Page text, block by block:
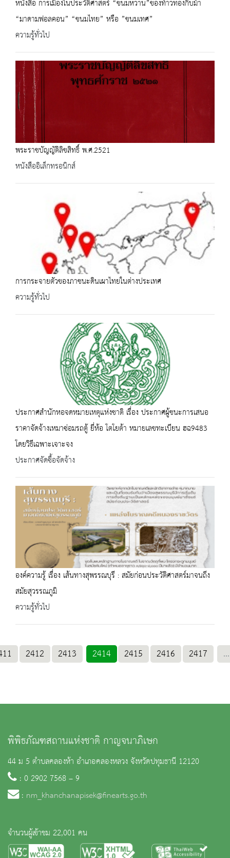
หนังสือ การเมืองในประวัติศาสตร์ “ขนมหวาน”ของท้าวทองกีบม้า
“มาดามฟอลคอน” “ขนมไทย” หรือ ”ขนมเทศ”
ความรู้ทั่วไป
พระราชบัญญัติลิขสิทธิ์ พ.ศ.2521
หนังสืออิเล็กทรอนิกส์
การกระจายตัวของภาชนะดินเผาไทยในต่างประเทศ
ความรู้ทั่วไป
ประกาศสำนักหอจดหมายเหตุแห่งชาติ เรื่อง ประกาศผู้ชนะการเสนอ
ราคาจัดจ้างเหมาซ่อมรถตู้ ยี่ห้อ โตโยต้า หมายเลขทะเบียน ฮฉ9483
โดยวิธีเฉพาะเจาะจง
ประกาศจัดซื้อจัดจ้าง
องค์ความรู้ เรื่อง เส้นทางสุพรรณบุรี : สมัยก่อนประวัติศาสตร์มาจนถึง
สมัยสุวรรณภูมิ
ความรู้ทั่วไป
2412 2413 2414 2415 2416 2417 ...
พิพิธภัณฑสถานแห่งชาติ กาญจนาภิเษก
44 ม 5 ตำบลคลองห้า อำเภอคลองหลวง จังหวัดปทุมธานี 12120
: 0 2902 7568 – 9
: nm_khanchanapisek@finearts.go.th
จำนวนผู้เข้าชม 22,001 คน